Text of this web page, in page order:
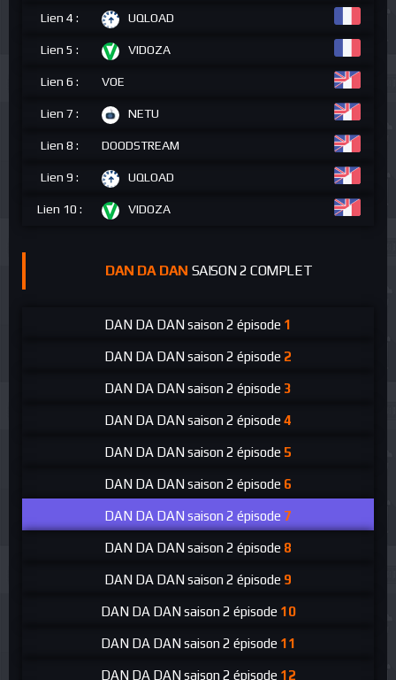
Lien 4 : UQLOAD
Lien 5 : VIDOZA
Lien 6 : VOE
Lien 7 : NETU
Lien 8 : DOODSTREAM
Lien 9 : UQLOAD
Lien 10 : VIDOZA
DAN DA DAN SAISON 2 COMPLET
DAN DA DAN saison 2 épisode 1
DAN DA DAN saison 2 épisode 2
DAN DA DAN saison 2 épisode 3
DAN DA DAN saison 2 épisode 4
DAN DA DAN saison 2 épisode 5
DAN DA DAN saison 2 épisode 6
DAN DA DAN saison 2 épisode 7
DAN DA DAN saison 2 épisode 8
DAN DA DAN saison 2 épisode 9
DAN DA DAN saison 2 épisode 10
DAN DA DAN saison 2 épisode 11
DAN DA DAN saison 2 épisode 12